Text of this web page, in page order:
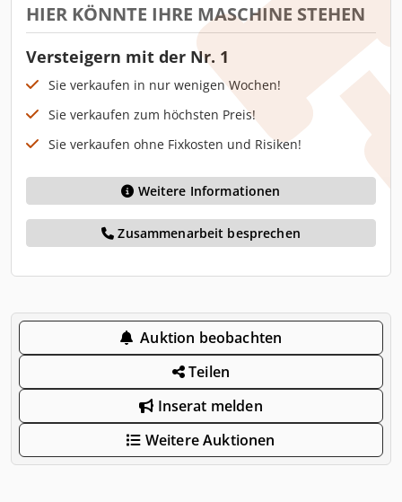
HIER KÖNNTE IHRE MASCHINE STEHEN
Versteigern mit der Nr. 1
Sie verkaufen in nur wenigen Wochen!
Sie verkaufen zum höchsten Preis!
Sie verkaufen ohne Fixkosten und Risiken!
Weitere Informationen
Zusammenarbeit besprechen
Auktion beobachten
Teilen
Inserat melden
Weitere Auktionen